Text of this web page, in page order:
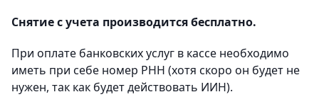
Снятие с учета производится бесплатно.
При оплате банковских услуг в кассе необходимо
иметь при себе номер РНН (хотя скоро он будет не
нужен, так как будет действовать ИИН).